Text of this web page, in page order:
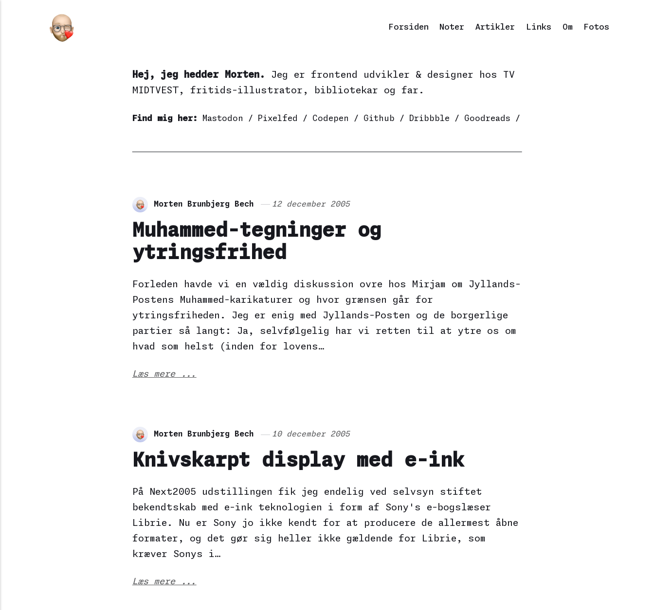
Forsiden Noter Artikler Links Om Fotos
Hej, jeg hedder Morten. Jeg er frontend udvikler & designer hos
TV
MIDTVEST
, fritids-illustrator, bibliotekar og far.
Find mig her: Mastodon / Pixelfed / Codepen / Github / Dribbble / Goodreads /
Morten Brunbjerg Bech 12 december 2005
Muhammed-tegninger og
ytringsfrihed
Forleden havde vi en vældig diskussion ovre hos Mirjam om Jyllands-
Postens Muhammed-karikaturer og hvor grænsen går for
ytringsfriheden. Jeg er enig med Jyllands-Posten og de borgerlige
partier så langt: Ja, selvfølgelig har vi retten til at ytre os om
hvad som helst (inden for lovens…
Læs mere ...
Morten Brunbjerg Bech 10 december 2005
Knivskarpt display med e-ink
På Next2005 udstillingen fik jeg endelig ved selvsyn stiftet
bekendtskab med e-ink teknologien i form af Sony's e-bogslæser
Librie. Nu er Sony jo ikke kendt for at producere de allermest åbne
formater, og det gør sig heller ikke gældende for Librie, som
kræver Sonys i…
Læs mere ...